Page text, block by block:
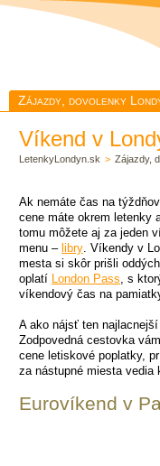
Zájazdy, dovolenky
Víkend v
LetenkyLondyn.sk > Zájazdy,
Ak nemáte čas na
cene máte okrem letenky
tomu môžete aj za jeden
menu – libry. Víkendy v
mesta si skôr prišli
oplatí London Pass, s
víkendový čas na
A ako nájsť ten
Zodpovedná cestovka
cene letiskové poplatky,
za nástupné miesta
Eurovíkend v